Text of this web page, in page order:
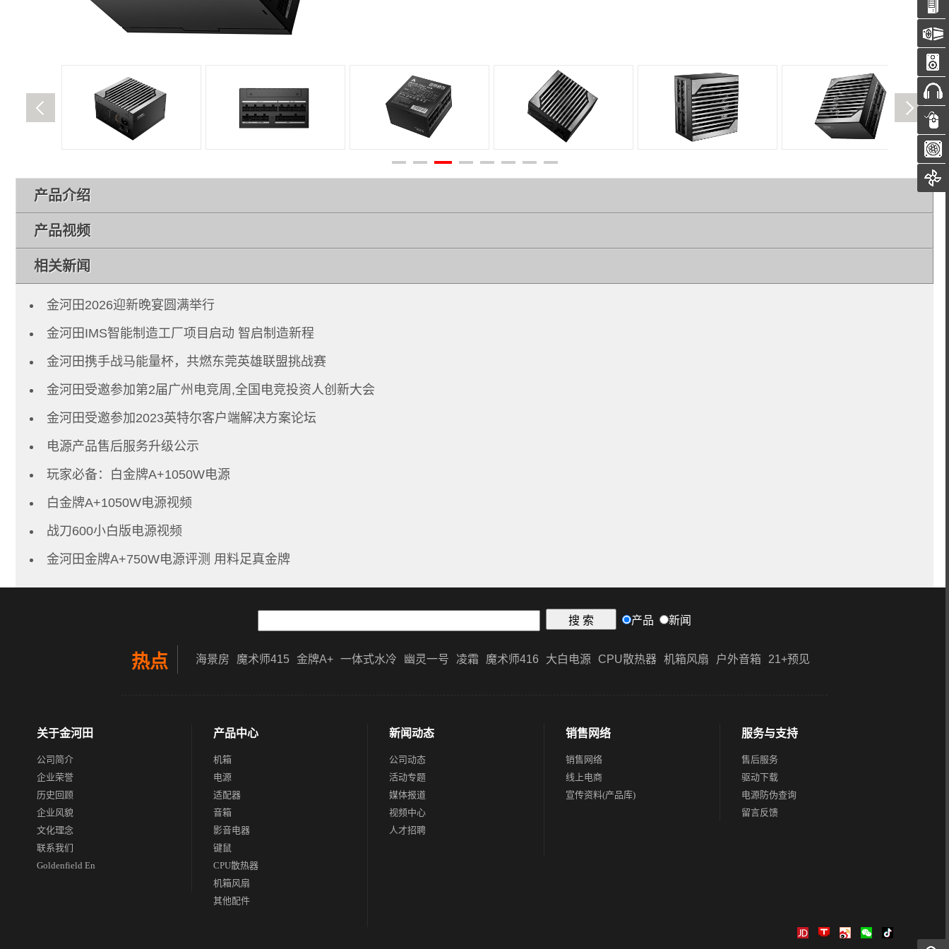
产品介绍
产品视频
相关新闻
金河田2026迎新晚宴圆满举行
金河田IMS智能制造工厂项目启动 智启制造新程
金河田携手战马能量杯，共燃东莞英雄联盟挑战赛
金河田受邀参加第2届广州电竞周,全国电竞投资人创新大会
金河田受邀参加2023英特尔客户端解决方案论坛
电源产品售后服务升级公示
玩家必备：白金牌A+1050W电源
白金牌A+1050W电源视频
战刀600小白版电源视频
金河田金牌A+750W电源评测 用料足真金牌
产品 新闻
热点 海景房 魔术师415 金牌A+ 一体式水冷 幽灵一号 凌霜 魔术师416 大白电源 CPU散热器 机箱风扇 户外音箱 21+预见
关于金河田
公司简介
企业荣誉
历史回顾
企业风貌
文化理念
联系我们
Goldenfield En
产品中心
机箱
电源
适配器
音箱
影音电器
键鼠
CPU散热器
机箱风扇
其他配件
新闻动态
公司动态
活动专题
媒体报道
视频中心
人才招聘
销售网络
销售网络
线上电商
宣传资料(产品库)
服务与支持
售后服务
驱动下载
电源防伪查询
留言反馈